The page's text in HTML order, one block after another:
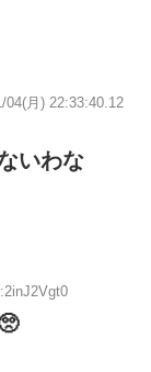
04(月) 22:33:40.12
いわな